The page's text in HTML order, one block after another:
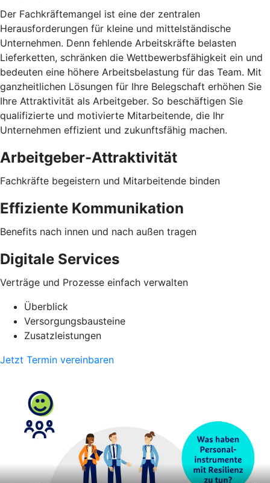
Der Fachkräftemangel ist eine der zentralen
Herausforderungen für kleine und mittelständische
Unternehmen. Denn fehlende Arbeitskräfte belasten
Lieferketten, schränken die Wettbewerbsfähigkeit ein und
bedeuten eine höhere Arbeitsbelastung für das Team. Mit
ganzheitlichen Lösungen für Ihre Belegschaft erhöhen Sie
Ihre Attraktivität als Arbeitgeber. So beschäftigen Sie
qualifizierte und motivierte Mitarbeitende, die Ihr
Unternehmen effizient und zukunftsfähig machen.
Arbeitgeber-Attraktivität
Fachkräfte begeistern und Mitarbeitende binden
Effiziente Kommunikation
Benefits nach innen und nach außen tragen
Digitale Services
Verträge und Prozesse einfach verwalten
Überblick
Versorgungsbausteine
Zusatzleistungen
Jetzt Termin vereinbaren